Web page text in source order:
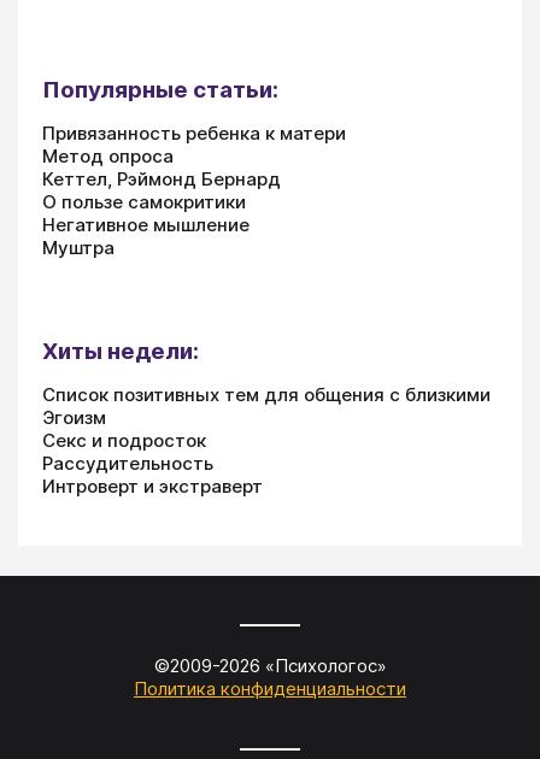
Популярные статьи:
Привязанность ребенка к матери
Метод опроса
Кеттел, Рэймонд Бернард
О пользе самокритики
Негативное мышление
Муштра
Хиты недели:
Список позитивных тем для общения с близкими
Эгоизм
Секс и подросток
Рассудительность
Интроверт и экстраверт
©2009-2026 «Психологос»
Политика конфиденциальности